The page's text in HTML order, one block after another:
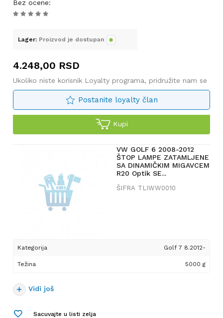
kvaliteta. Poručite svoj
primerak odmah i doživite
razliku!
Bez ocene:
Lager: Proizvod je dostupan
4.248,00 RSD
Ukoliko niste korisnik Loyalty programa, pridružite nam se
Postanite loyalty član
Kupi
VW GOLF 6 2008-2012
ŠTOP LAMPE ZATAMLJENE
SA DINAMIČKIM MIGAVCEM
R20 Optik SE...
ŠIFRA TLIWW0010
Kategorija Golf 7 8.2012-
Težina 5000 g
Vidi još
Sacuvajte u listi zelja